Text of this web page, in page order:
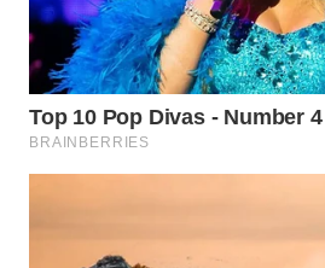
WN
TAPANULI
TENGAH
WN DELI